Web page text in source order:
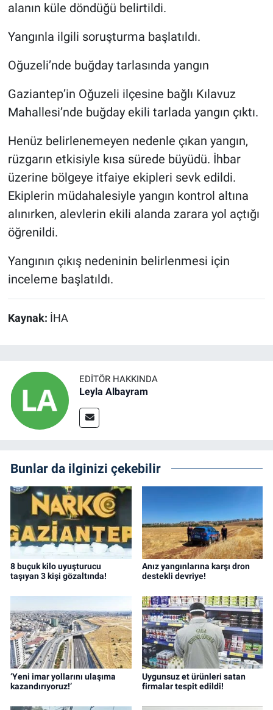
alanın küle döndüğü belirtildi.
Yangınla ilgili soruşturma başlatıldı.
Oğuzeli’nde buğday tarlasında yangın
Gaziantep’in Oğuzeli ilçesine bağlı Kılavuz
Mahallesi’nde buğday ekili tarlada yangın çıktı.
Henüz belirlenemeyen nedenle çıkan yangın,
rüzgarın etkisiyle kısa sürede büyüdü. İhbar
üzerine bölgeye itfaiye ekipleri sevk edildi.
Ekiplerin müdahalesiyle yangın kontrol altına
alınırken, alevlerin ekili alanda zarara yol açtığı
öğrenildi.
Yangının çıkış nedeninin belirlenmesi için
inceleme başlatıldı.
Kaynak: İHA
EDITÖR HAKKINDA
Leyla Albayram
Bunlar da ilginizi çekebilir
8 buçuk kilo uyuşturucu
taşıyan 3 kişi gözaltında!
Anız yangınlarına karşı dron
destekli devriye!
‘Yeni imar yollarını ulaşıma
kazandırıyoruz!’
Uygunsuz et ürünleri satan
firmalar tespit edildi!